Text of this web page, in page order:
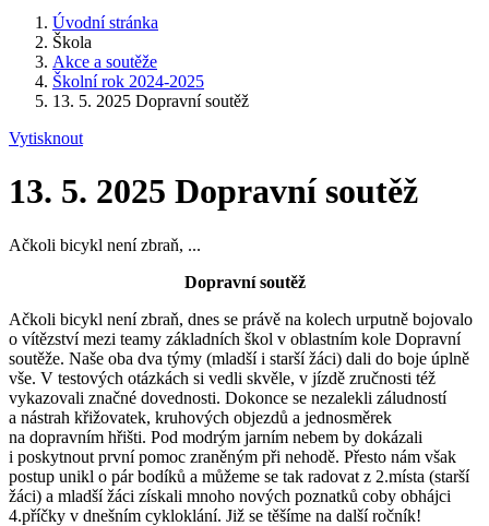
Úvodní stránka
Škola
Akce a soutěže
Školní rok 2024-2025
13. 5. 2025 Dopravní soutěž
Vytisknout
13. 5. 2025 Dopravní soutěž
Ačkoli bicykl není zbraň, ...
Dopravní soutěž
Ačkoli bicykl není zbraň, dnes se právě na kolech urputně bojovalo
o vítězství mezi teamy základních škol v oblastním kole Dopravní
soutěže. Naše oba dva týmy (mladší i starší žáci) dali do boje úplně
vše. V testových otázkách si vedli skvěle, v jízdě zručnosti též
vykazovali značné dovednosti. Dokonce se nezalekli záludností
a nástrah křižovatek, kruhových objezdů a jednosměrek
na dopravním hřišti. Pod modrým jarním nebem by dokázali
i poskytnout první pomoc zraněným při nehodě. Přesto nám však
postup unikl o pár bodíků a můžeme se tak radovat z 2.místa (starší
žáci) a mladší žáci získali mnoho nových poznatků coby obhájci
4.příčky v dnešním cykloklání. Již se těšíme na další ročník!